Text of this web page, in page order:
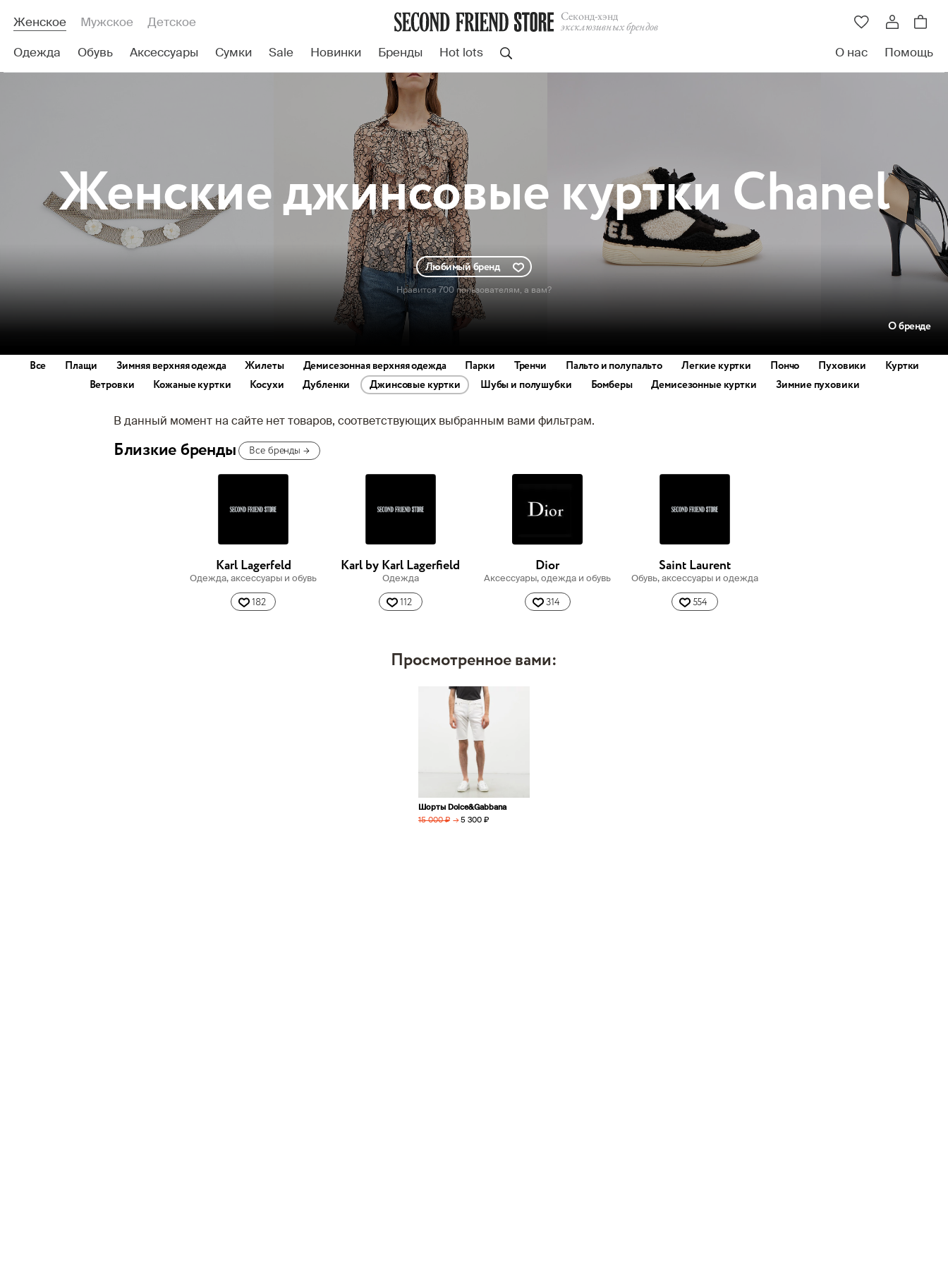
Женское Мужское Детское Cеконд-хэнд
эксклюзивных брендов
Одежда Обувь Аксессуары Сумки Sale Новинки Бренды Hot lots О нас Помощь
Женскиеджинсовые куртки Chanel
Любимый бренд
Нравится 700 пользователям, а вам?
О бренде
Все Плащи Зимняя верхняя одежда Жилеты Демисезонная верхняя одежда Парки Тренчи Пальто и полупальто Легкие куртки Пончо Пуховики
Куртки
Ветровки
Кожаные куртки Косухи Дубленки Джинсовые куртки Шубы и полушубки Бомберы Демисезонные куртки Зимние пуховики
В данный момент на сайте нет товаров, соответствующих выбранным вами фильтрам.
Близкие бренды Все бренды →
Karl Lagerfeld
Одежда, аксессуары и обувь
182
Karl by Karl Lagerfield
Одежда
112
Dior
Аксессуары, одежда и обувь
314
Saint Laurent
Обувь, аксессуары и одежда
554
Просмотренное вами:
Шорты Dolce&Gabbana
15 000 ₽ → 5 300 ₽